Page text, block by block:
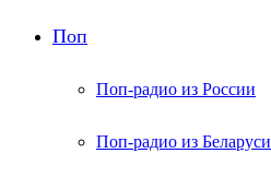
Поп
Поп-радио из России
Поп-радио из Беларуси